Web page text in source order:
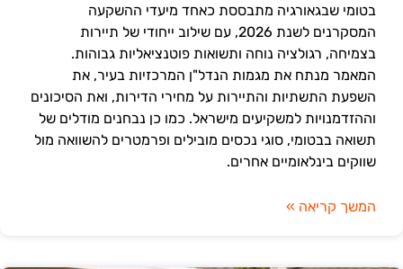
בטומי שבגאורגיה מתבססת כאחד מיעדי ההשקעה
המסקרנים לשנת 2026, עם שילוב ייחודי של תיירות
בצמיחה, רגולציה נוחה ותשואות פוטנציאליות גבוהות.
המאמר מנתח את מגמות הנדל"ן המרכזיות בעיר, את
השפעת התשתיות והתיירות על מחירי הדירות, ואת הסיכונים
וההזדמנויות למשקיעים מישראל. כמו כן נבחנים מודלים של
תשואה בבטומי, סוגי נכסים מובילים ופרמטרים להשוואה מול
שווקים בינלאומיים אחרים.
המשך קריאה »